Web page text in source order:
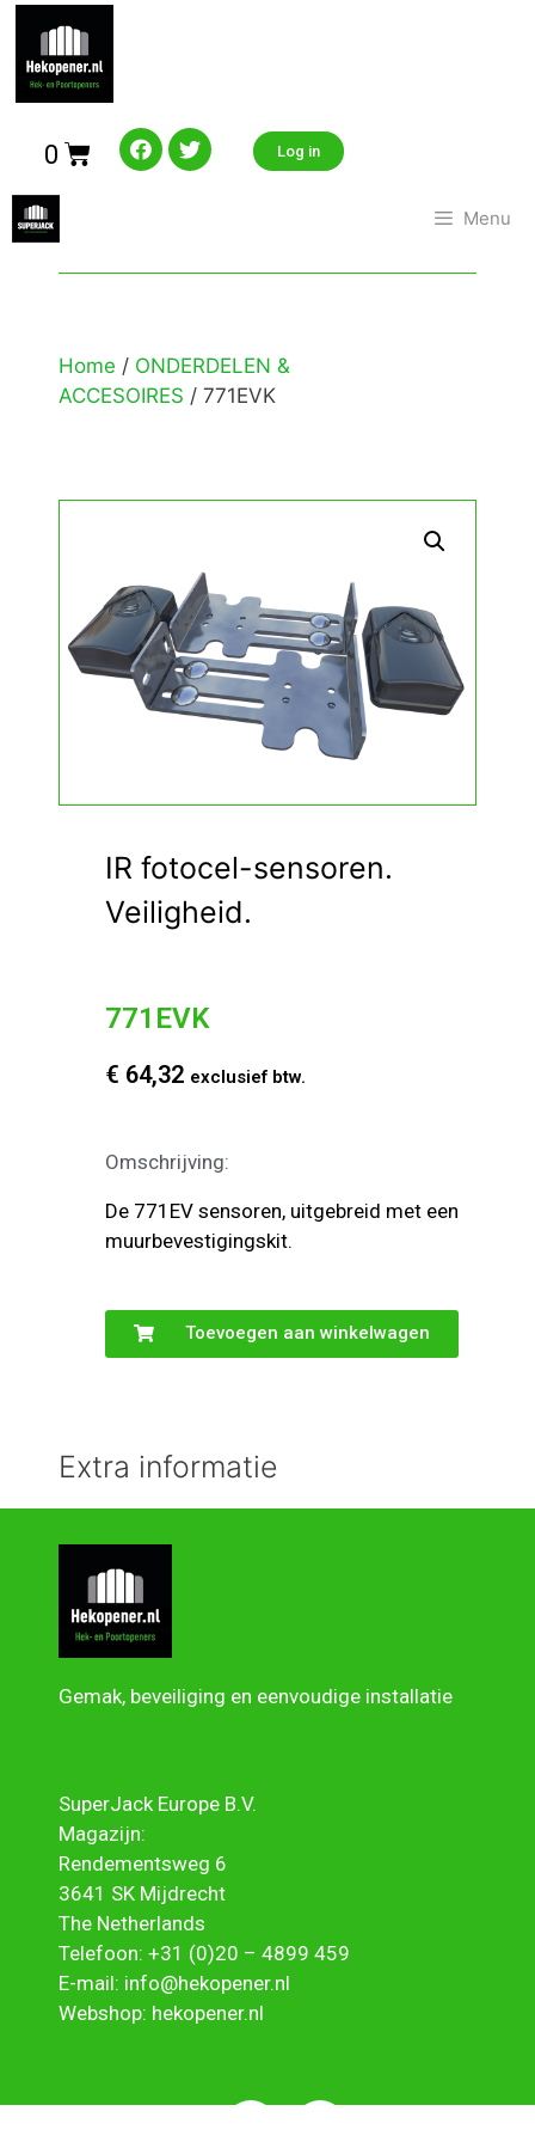
Log in
0
Menu
Home / ONDERDELEN &
ACCESOIRES / 771EVK
IR fotocel-sensoren.
Veiligheid.
771EVK
€ 64,32 exclusief btw.
Omschrijving:
De 771EV sensoren, uitgebreid met een
muurbevestigingskit.
Toevoegen aan winkelwagen
Extra informatie
Gemak, beveiliging en eenvoudige installatie
SuperJack Europe B.V.
Magazijn:
Rendementsweg 6
3641 SK Mijdrecht
The Netherlands
Telefoon:+31 (0)20 – 4899 459
E-mail: info@hekopener.nl
Webshop: hekopener.nl